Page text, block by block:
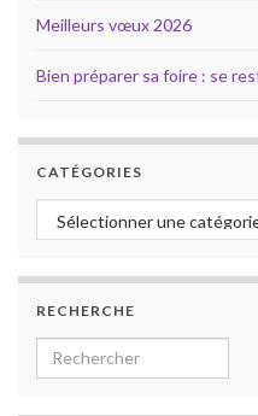
Meilleurs vœux 2026
Bien préparer sa foire : se
CATÉGORIES
Catégories
RECHERCHE
Search for: